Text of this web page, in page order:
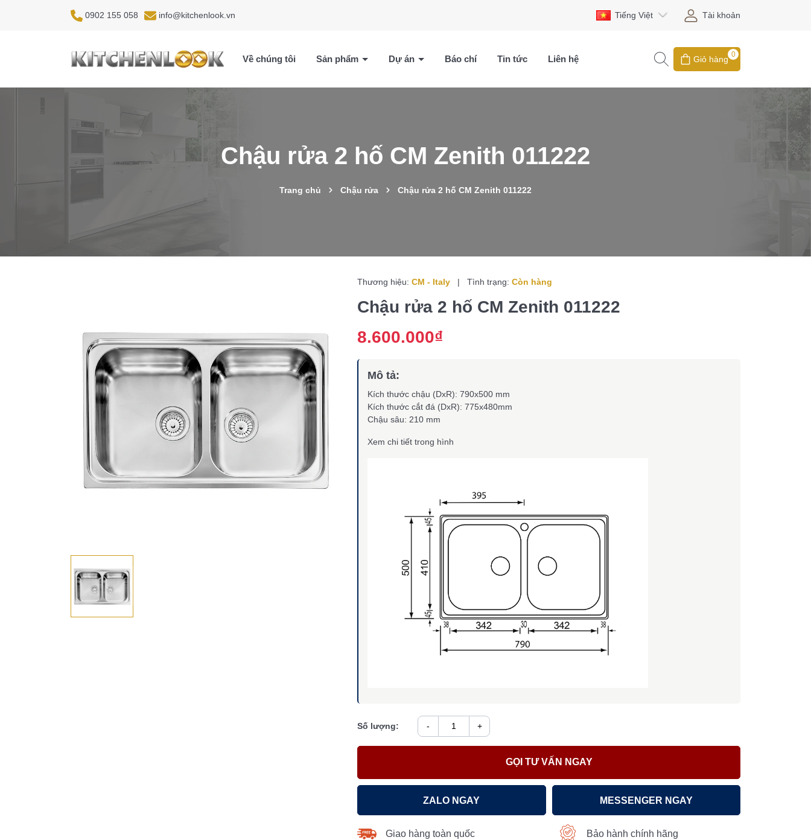
0902 155 058 info@kitchenlook.vn Tiếng Việt Tài khoản
Về chúng tôi Sản phẩm Dự án Báo chí Tin tức Liên hệ Giỏ hàng 0
Chậu rửa 2 hố CM Zenith 011222
Trang chủ Chậu rửa Chậu rửa 2 hố CM Zenith 011222
Thương hiệu: CM - Italy | Tình trạng: Còn hàng
Chậu rửa 2 hố CM Zenith 011222
8.600.000₫
Mô tả:
Kích thước chậu (DxR): 790x500 mm
Kích thước cắt đá (DxR): 775x480mm
Chậu sâu: 210 mm
Xem chi tiết trong hình
Số lượng: - +
GỌI TƯ VẤN NGAY
ZALO NGAY MESSENGER NGAY
Giao hàng toàn quốc Bảo hành chính hãng